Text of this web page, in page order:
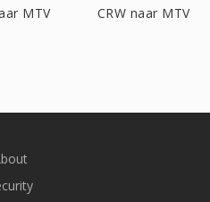
MTV CRW naar MTV